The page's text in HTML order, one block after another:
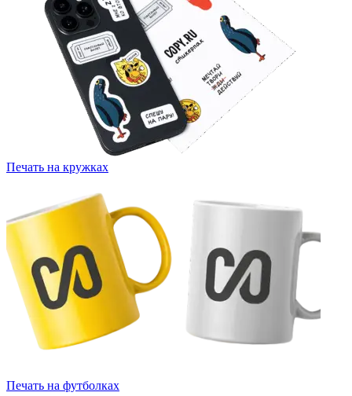
Печать на кружках
Печать на футболках